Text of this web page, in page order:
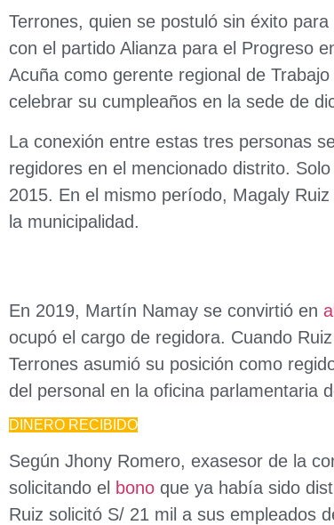
Terrones, quien se postuló sin éxito
con el partido Alianza para el Progreso
Acuña como gerente regional de
celebrar su cumpleaños en la sede de
La conexión entre estas tres personas
regidores en el mencionado distrito.
2015. En el mismo período, Magaly
la municipalidad.
En 2019, Martín Namay se convirtió en
ocupó el cargo de regidora. Cuando
Terrones asumió su posición como
del personal en la oficina parlamentaria
DINERO RECIBIDO
Según Jhony Romero, exasesor de la
solicitando el bono que ya había sido
Ruiz solicitó S/ 21 mil a sus empleados